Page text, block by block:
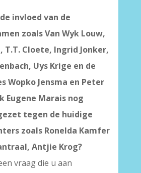
invloed van de
zoals Van Wyk Louw,
T.T. Cloete, Ingrid Jonker,
Uys Krige en de
Wopko Jensma en Peter
Eugene Marais nog
tegen de huidige
zoals Ronelda Kamfer
Antjie Krog?
vraag die u aan